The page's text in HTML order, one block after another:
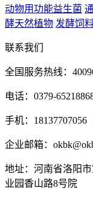
动物用功能益生菌
酵天然植物 发酵饲
联系我们
全国服务热线：
电话：0379-
手机：18137707056
企业邮箱：
地址：河南省洛阳
业园香山路8号院